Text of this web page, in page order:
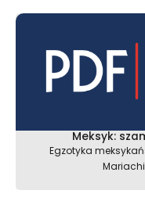
Meksyk:
Egzotyka